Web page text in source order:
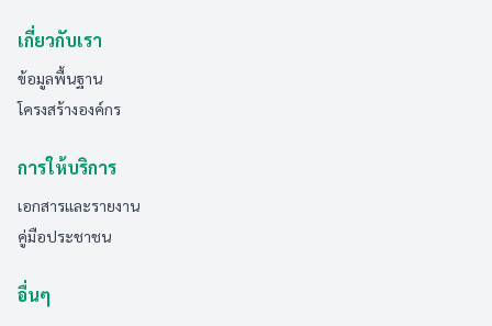
เกี่ยวกับเรา
ข้อมูลพื้นฐาน
โครงสร้างองค์กร
การให้บริการ
เอกสารและรายงาน
คู่มือประชาชน
อื่นๆ